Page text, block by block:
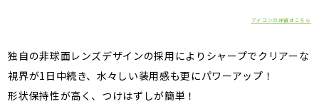
アイコンの詳細はこちら
独自の非球面レンズデザインの採用によりシャープでクリアーな
視界が1日中続き、水々しい装用感も更にパワーアップ！
形状保持性が高く、つけはずしが簡単！